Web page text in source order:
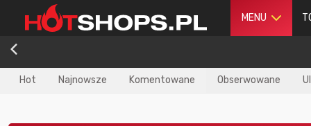
MENU
Hot Najnowsze Komentowane Obserwowane